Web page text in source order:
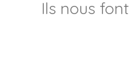
Ils nous font